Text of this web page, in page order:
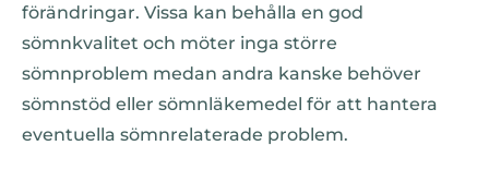
förändringar. Vissa kan behålla en god
sömnkvalitet och möter inga större
sömnproblem medan andra kanske behöver
sömnstöd eller sömnläkemedel för att hantera
eventuella sömnrelaterade problem.